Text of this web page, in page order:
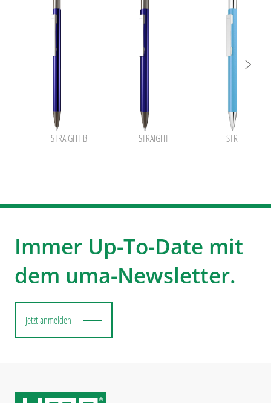
STRAIGHT B STRAIGHT STRAIGHT SI
Immer Up-To-Date mit
dem uma-Newsletter.
Jetzt anmelden